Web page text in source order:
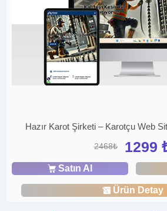
Hazır Karot Şirketi – Karotçu Web
2468₺ 1299
Satın Al
Ürün Detay